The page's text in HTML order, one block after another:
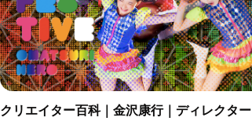
クリエイター百科｜金沢康行｜ディレクター